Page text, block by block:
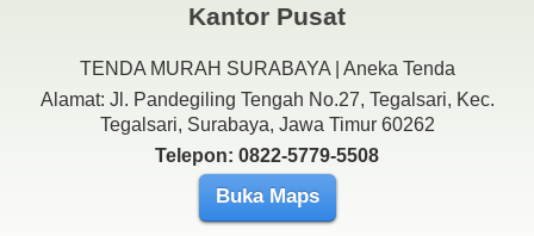
Kantor Pusat
TENDA MURAH SURABAYA | Aneka Tenda
Alamat: Jl. Pandegiling Tengah No.27, Tegalsari, Kec.
Tegalsari, Surabaya, Jawa Timur 60262
Telepon: 0822-5779-5508
Buka Maps